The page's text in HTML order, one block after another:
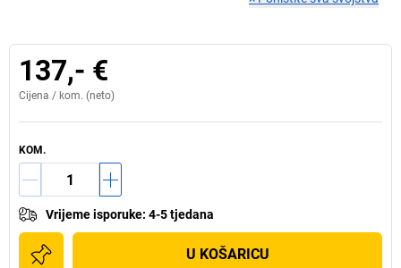
137,- €
Cijena / kom. (neto)
KOM.
Vrijeme isporuke: 4-5 tjedana
U KOŠARICU